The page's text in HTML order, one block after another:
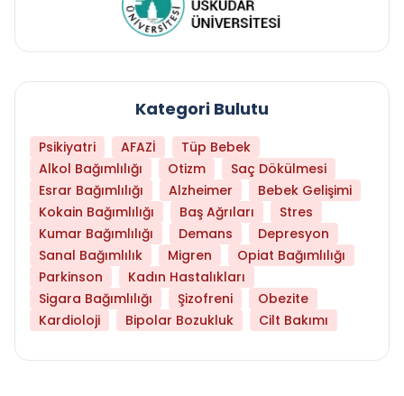
Kategori Bulutu
Psikiyatri AFAZİ
Tüp Bebek
Alkol Bağımlılığı
Otizm
Saç Dökülmesi
Esrar Bağımlılığı
Alzheimer
Bebek Gelişimi
Kokain Bağımlılığı
Baş Ağrıları
Stres
Kumar Bağımlılığı
Demans
Depresyon
Sanal Bağımlılık
Migren
Opiat Bağımlılığı
Parkinson
Kadın Hastalıkları
Sigara Bağımlılığı
Şizofreni
Obezite
Kardioloji
Bipolar Bozukluk Cilt Bakımı